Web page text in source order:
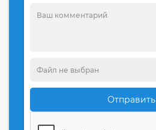
Отправить